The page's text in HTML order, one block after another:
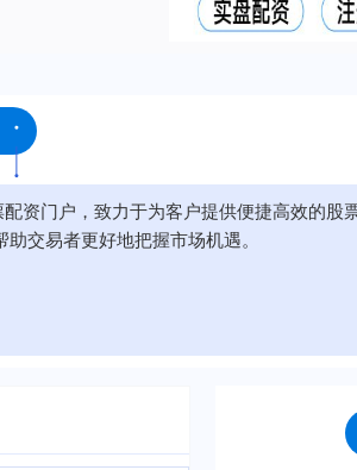
资门户，致力于为客户提供便捷高效的股
交易者更好地把握市场机遇。